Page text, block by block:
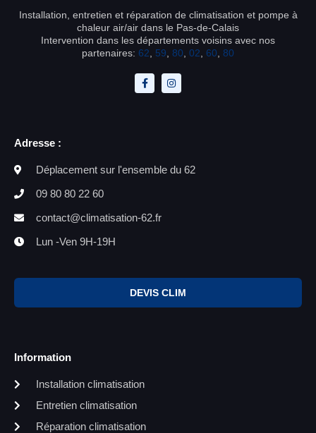
Installation, entretien et réparation de climatisation et pompe à
chaleur air/air dans le Pas-de-Calais
Intervention dans les départements voisins avec nos
partenaires: 62 59 80 02 60 80
Adresse :
Déplacement sur l'ensemble du 62
09 80 80 22 60
contact@climatisation-62.fr
Lun -Ven 9H-19H
DEVIS CLIM
Information
Installation climatisation
Entretien climatisation
Réparation climatisation